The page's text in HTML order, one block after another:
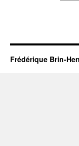
Frédérique Brin-